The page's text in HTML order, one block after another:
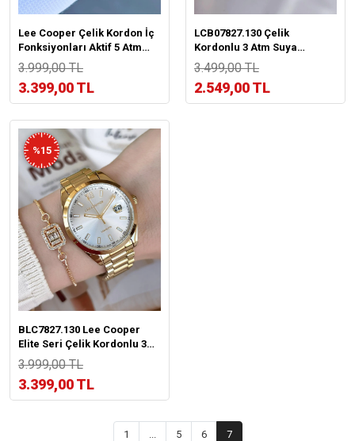
Lee Cooper Çelik Kordon İç
Fonksiyonları Aktif 5 Atm
Suya Dayanıklı Erkek Kol
Saati ELC07835.390
3.999,00 TL
3.399,00 TL
LCB07827.130 Çelik
Kordonlu 3 Atm Suya
Dayanıklı Elite Model Özel
Seri Kadın Kol Saati+Bileklik
3.499,00 TL
2.549,00 TL
%15
BLC7827.130 Lee Cooper
Elite Seri Çelik Kordonlu 3
Atm Suya Dayanıklı Kadın
Kol Saati+Bileklik
3.999,00 TL
3.399,00 TL
1 ... 5 6 7